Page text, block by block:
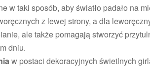
w taki sposób, aby światło padało na
z lewej strony, a dla
ale także pomagają stworzyć
dniu.
w postaci dekoracyjnych świetlnych